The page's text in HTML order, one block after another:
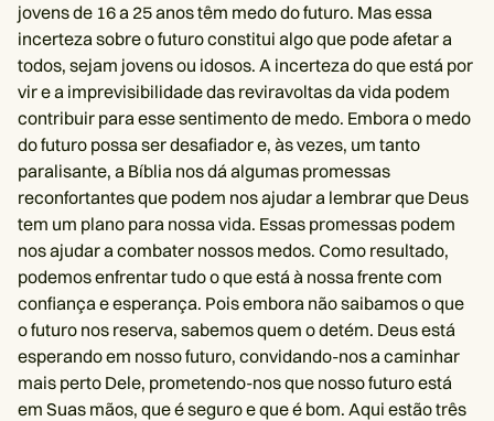
jovens de 16 a 25 anos têm medo do futuro. Mas essa
incerteza sobre o futuro constitui algo que pode afetar a
todos, sejam jovens ou idosos. A incerteza do que está por
vir e a imprevisibilidade das reviravoltas da vida podem
contribuir para esse sentimento de medo. Embora o medo
do futuro possa ser desafiador e, às vezes, um tanto
paralisante, a Bíblia nos dá algumas promessas
reconfortantes que podem nos ajudar a lembrar que Deus
tem um plano para nossa vida. Essas promessas podem
nos ajudar a combater nossos medos. Como resultado,
podemos enfrentar tudo o que está à nossa frente com
confiança e esperança. Pois embora não saibamos o que
o futuro nos reserva, sabemos quem o detém. Deus está
esperando em nosso futuro, convidando-nos a caminhar
mais perto Dele, prometendo-nos que nosso futuro está
em Suas mãos, que é seguro e que é bom. Aqui estão três